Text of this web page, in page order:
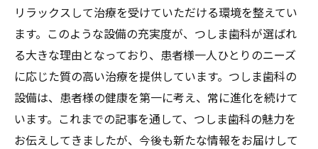
リラックスして治療を受けていただける環境を整えてい
ます。このような設備の充実度が、つしま歯科が選ばれ
る大きな理由となっており、患者様一人ひとりのニーズ
に応じた質の高い治療を提供しています。つしま歯科の
設備は、患者様の健康を第一に考え、常に進化を続けて
います。これまでの記事を通して、つしま歯科の魅力を
お伝えしてきましたが、今後も新たな情報をお届けして